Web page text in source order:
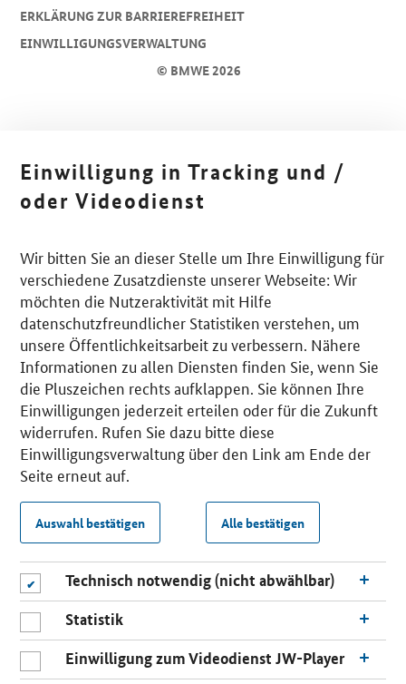
© BMWE 2026
ERKLÄRUNG ZUR BARRIEREFREIHEIT
EINWILLIGUNGSVERWALTUNG
Einwilligung in Tracking und /
oder Videodienst
Wir bitten Sie an dieser Stelle um Ihre Einwilligung für
verschiedene Zusatzdienste unserer Webseite: Wir
möchten die Nutzeraktivität mit Hilfe
datenschutzfreundlicher Statistiken verstehen, um
unsere Öffentlichkeitsarbeit zu verbessern. Nähere
Informationen zu allen Diensten finden Sie, wenn Sie
die Pluszeichen rechts aufklappen. Sie können Ihre
Einwilligungen jederzeit erteilen oder für die Zukunft
widerrufen. Rufen Sie dazu bitte diese
Einwilligungsverwaltung über den Link am Ende der
Seite erneut auf.
Auswahl bestätigen Alle bestätigen
Technisch notwendig (nicht abwählbar)
Statistik
Einwilligung zum Videodienst JW-Player